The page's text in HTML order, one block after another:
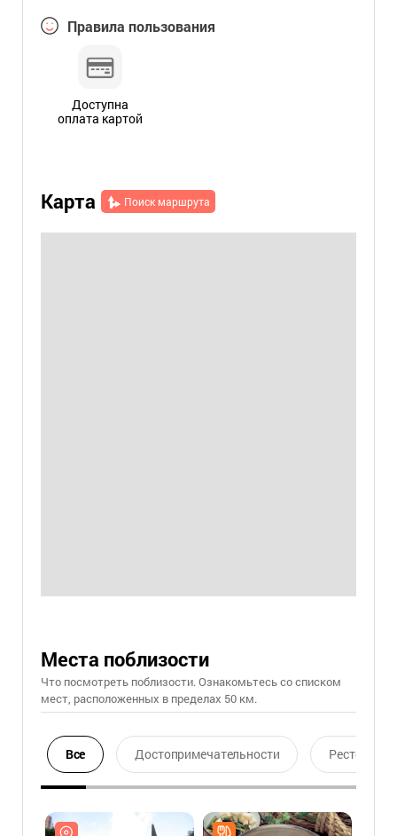
Правила пользования
Доступна
оплата картой
Карта Поиск маршрута
Места поблизости
Что посмотреть поблизости. Ознакомьтесь со списком
мест, расположенных в пределах 50 км.
Все Достопримечательности Ресторан